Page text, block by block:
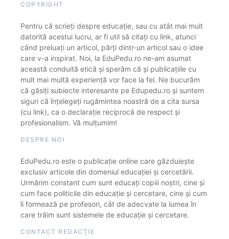
COPYRIGHT
Pentru că scrieți despre educație, sau cu atât mai mult
datorită acestui lucru, ar fi util să citați cu link, atunci
când preluați un articol, părți dintr-un articol sau o idee
care v-a inspirat. Noi, la EduPedu.ro ne-am asumat
această conduită etică și sperăm că și publicațiile cu
mult mai multă experiență vor face la fel. Ne bucurăm
că găsiți subiecte interesante pe Edupedu.ro și suntem
siguri că înțelegeți rugămintea noastră de a cita sursa
(cu link), ca o declarație reciprocă de respect și
profesionalism. Vă mulțumim!
DESPRE NOI
EduPedu.ro este o publicație online care găzduiește
exclusiv articole din domeniul educației și cercetării.
Urmărim constant cum sunt educați copiii noștri, cine și
cum face politicile din educație și cercetare, cine și cum
îi formează pe profesori, cât de adecvate la lumea în
care trăim sunt sistemele de educație și cercetare.
CONTACT REDACȚIE